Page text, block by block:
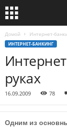
Домой Интернет-
ИНТЕРНЕТ-БАНКИНГ
руках
16.09.2009 78
Одним из